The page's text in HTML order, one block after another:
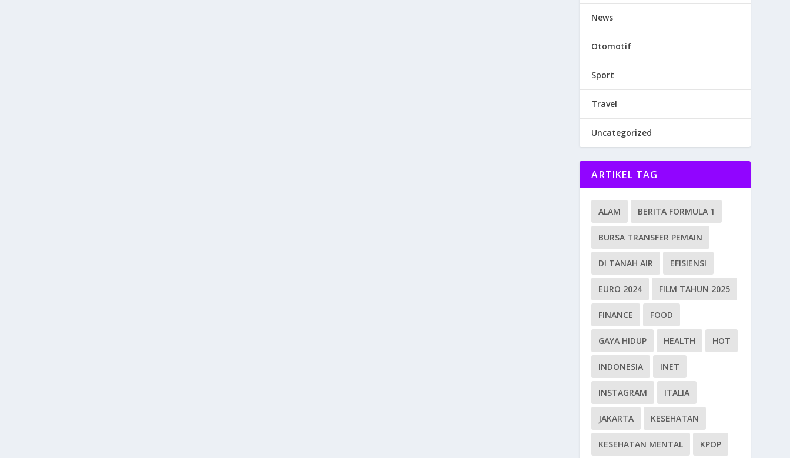
News
Otomotif
Sport
Travel
Uncategorized
ARTIKEL TAG
ALAM BERITA FORMULA 1
BURSA TRANSFER PEMAIN
DI TANAH AIR EFISIENSI
EURO 2024 FILM TAHUN 2025
FINANCE FOOD
GAYA HIDUP HEALTH HOT
INDONESIA INET
INSTAGRAM ITALIA
JAKARTA KESEHATAN
KESEHATAN MENTAL KPOP